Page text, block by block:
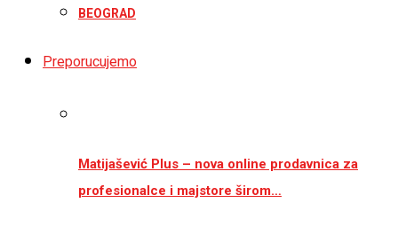
BEOGRAD
Preporucujemo
Matijašević Plus – nova online prodavnica za
profesionalce i majstore širom…